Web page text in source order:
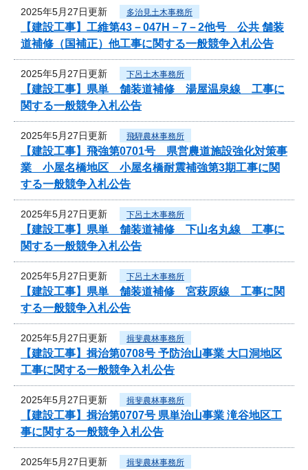
2025年5月27日更新 多治見土木事務所
【建設工事】工維第43－047H－7－2他号 公共 舗装
道補修（国補正）他工事に関する一般競争入札公告
2025年5月27日更新 下呂土木事務所
【建設工事】県単 舗装道補修 湯屋温泉線 工事に
関する一般競争入札公告
2025年5月27日更新 飛騨農林事務所
【建設工事】飛強第0701号 県営農道施設強化対策事
業 小屋名橋地区 小屋名橋耐震補強第3期工事に関
する一般競争入札公告
2025年5月27日更新 下呂土木事務所
【建設工事】県単 舗装道補修 下山名丸線 工事に
関する一般競争入札公告
2025年5月27日更新 下呂土木事務所
【建設工事】県単 舗装道補修 宮萩原線 工事に関
する一般競争入札公告
2025年5月27日更新 揖斐農林事務所
【建設工事】揖治第0708号 予防治山事業 大口洞地区
工事に関する一般競争入札公告
2025年5月27日更新 揖斐農林事務所
【建設工事】揖治第0707号 県単治山事業 滝谷地区工
事に関する一般競争入札公告
2025年5月27日更新 揖斐農林事務所